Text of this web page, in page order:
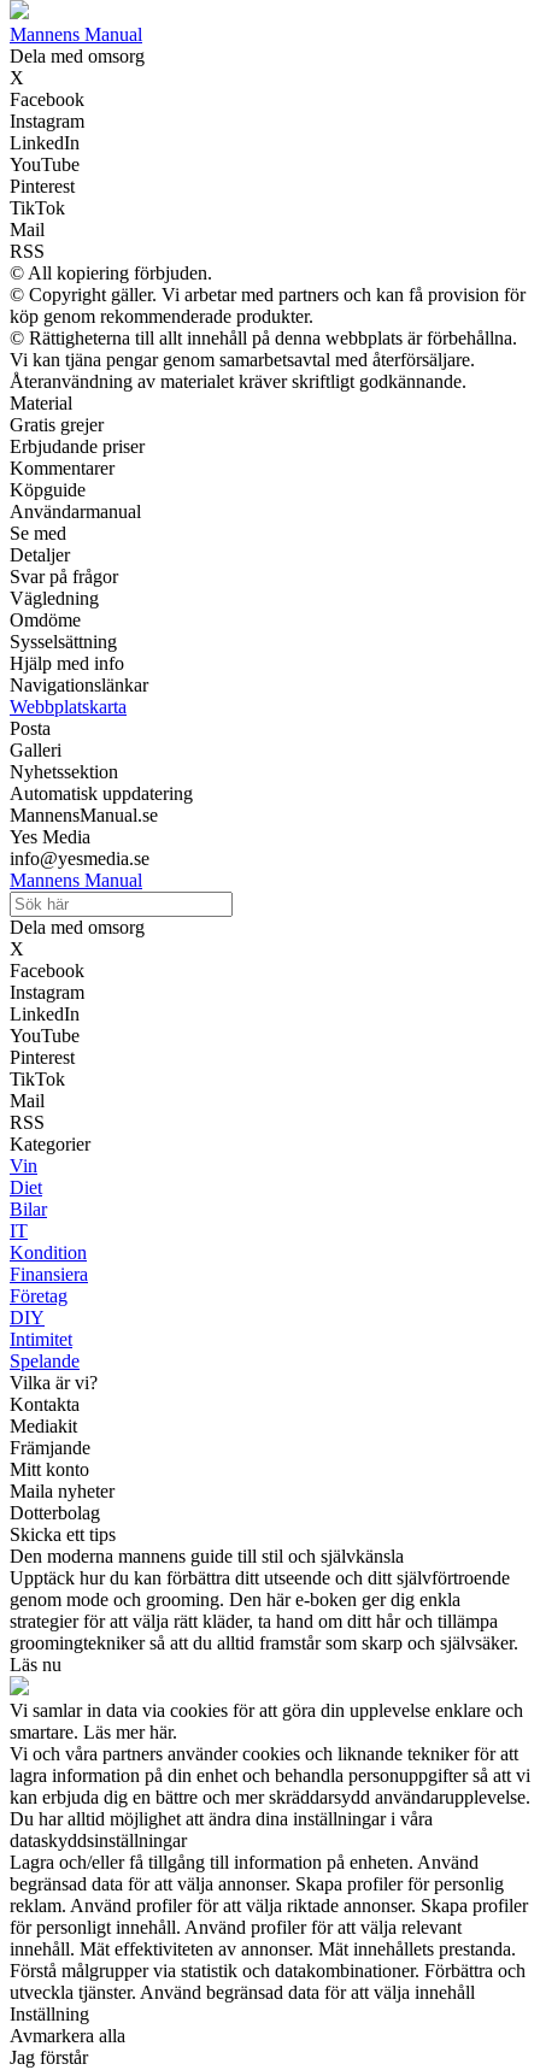
Mannens Manual
Dela med omsorg
X
Facebook
Instagram
LinkedIn
YouTube
Pinterest
TikTok
Mail
RSS
© All kopiering förbjuden.
© Copyright gäller. Vi arbetar med partners och kan få provision för
köp genom rekommenderade produkter.
© Rättigheterna till allt innehåll på denna webbplats är förbehållna.
Vi kan tjäna pengar genom samarbetsavtal med återförsäljare.
Återanvändning av materialet kräver skriftligt godkännande.
Material
Gratis grejer
Erbjudande priser
Kommentarer
Köpguide
Användarmanual
Se med
Detaljer
Svar på frågor
Vägledning
Omdöme
Sysselsättning
Hjälp med info
Navigationslänkar
Webbplatskarta
Posta
Galleri
Nyhetssektion
Automatisk uppdatering
MannensManual.se
Yes Media
info@yesmedia.se
Mannens Manual
Dela med omsorg
X
Facebook
Instagram
LinkedIn
YouTube
Pinterest
TikTok
Mail
RSS
Kategorier
Vin
Diet
Bilar
IT
Kondition
Finansiera
Företag
DIY
Intimitet
Spelande
Vilka är vi?
Kontakta
Mediakit
Främjande
Mitt konto
Maila nyheter
Dotterbolag
Skicka ett tips
Den moderna mannens guide till stil och självkänsla
Upptäck hur du kan förbättra ditt utseende och ditt självförtroende
genom mode och grooming. Den här e-boken ger dig enkla
strategier för att välja rätt kläder, ta hand om ditt hår och tillämpa
groomingtekniker så att du alltid framstår som skarp och självsäker.
Läs nu
Vi samlar in data via cookies för att göra din upplevelse enklare och
smartare. Läs mer här.
Vi och våra partners använder cookies och liknande tekniker för att
lagra information på din enhet och behandla personuppgifter så att vi
kan erbjuda dig en bättre och mer skräddarsydd användarupplevelse.
Du har alltid möjlighet att ändra dina inställningar i våra
dataskyddsinställningar
Lagra och/eller få tillgång till information på enheten. Använd
begränsad data för att välja annonser. Skapa profiler för personlig
reklam. Använd profiler för att välja riktade annonser. Skapa profiler
för personligt innehåll. Använd profiler för att välja relevant
innehåll. Mät effektiviteten av annonser. Mät innehållets prestanda.
Förstå målgrupper via statistik och datakombinationer. Förbättra och
utveckla tjänster. Använd begränsad data för att välja innehåll
Inställning
Avmarkera alla
Jag förstår